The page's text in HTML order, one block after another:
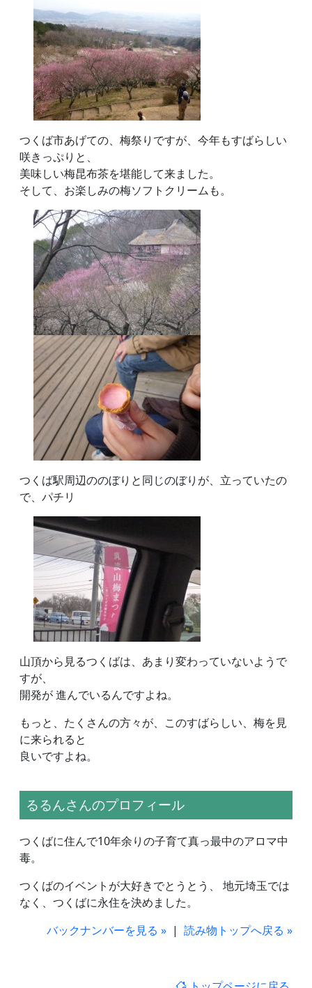
つくば市あげての、梅祭りですが、今年もすばらしい
咲きっぷりと、
美味しい梅昆布茶を堪能して来ました。
そして、お楽しみの梅ソフトクリームも。
つくば駅周辺ののぼりと同じのぼりが、立っていたの
で、パチリ
山頂から見るつくばは、あまり変わっていないようで
すが、
開発が 進んでいるんですよね。
もっと、たくさんの方々が、このすばらしい、梅を見
に来られると
良いですよね。
るるんさんのプロフィール
つくばに住んで10年余りの子育て真っ最中のアロマ中
毒。
つくばのイベントが大好きでとうとう、 地元埼玉では
なく、つくばに永住を決めました。
バックナンバーを見る » | 読み物トップへ戻る »